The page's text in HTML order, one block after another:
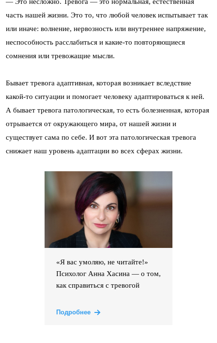
часть нашей жизни. Это то, что любой человек испытывает так
или иначе: волнение, нервозность или внутреннее напряжение,
неспособность расслабиться и какие-то повторяющиеся
сомнения или тревожащие мысли.
Бывает тревога адаптивная, которая возникает вследствие
какой-то ситуации и помогает человеку адаптироваться к ней.
А бывает тревога патологическая, то есть болезненная, которая
отрывается от окружающего мира, от нашей жизни и
существует сама по себе. И вот эта патологическая тревога
снижает наш уровень адаптации во всех сферах жизни.
«Я вас умоляю, не читайте!»
Психолог Анна Хасина — о том,
как справиться с тревогой
Подробнее